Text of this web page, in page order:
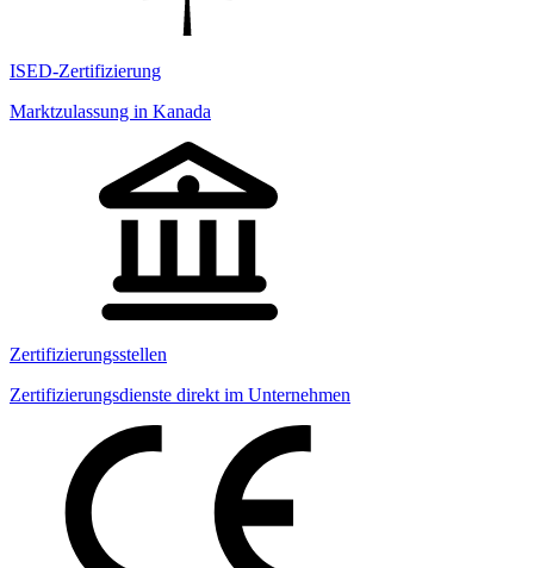
ISED-Zertifizierung
Marktzulassung in Kanada
Zertifizierungsstellen
Zertifizierungsdienste direkt im Unternehmen